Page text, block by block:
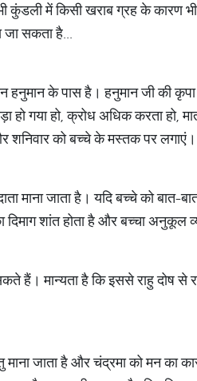
कुंडली में किसी खराब ग्रह के कारण
जा सकता है...
हनुमान के पास है। हनुमान जी की
हो गया हो, क्रोध अधिक करता हो,
शनिवार को बच्चे के मस्तक पर लगाएं।
माना जाता है। यदि बच्चे को बात-
शांत होता है और बच्चा अनुकूल
मान्यता है कि इससे राहु दोष से
माना जाता है और चंद्रमा को मन का